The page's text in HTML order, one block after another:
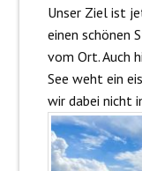
Unser Ziel ist
einen schönen
vom Ort. Auch
See weht ein
wir dabei nicht